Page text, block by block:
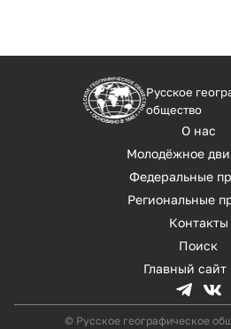
Русское
общество
О нас
Молодёжное
Федеральные
Региональные
Контакты
Поиск
Главный сайт
© Русское географическое